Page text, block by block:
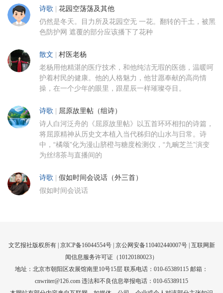
诗歌 花园空荡荡及其他
仍然是冬天。目力所及花园空无 一花。翻转的干土，被黑
色防护网 遮覆的部分应该播下了花种
散文 村医老杨
老杨用他精湛的医疗技术，和他纯洁无瑕的医德，温暖呵
护着村民的健康。他的人格魅力，他甘愿奉献的高尚情
操，在一个少年的眼里，跟星辰一样璀璨夺目。
诗歌 屈原故里帖（组诗）
诗人白河泛舟的《屈原故里帖》以五首环环相扣的诗篇，
将屈原精神从历史文本植入当代秭归的山水与日常。诗
中，“橘颂”化为漫山脐橙与糖度检测仪，“九畹芝兰”演变
为丝绵茶与直播间的
诗歌 假如时间会说话（外三首）
假如时间会说话
文艺报社版权所有 | 京ICP备16044554号| 京公网安备110402440007号 | 互联网新
闻信息服务许可证（10120180023）
地址：北京市朝阳区农展馆南里10号15层 联系电话：010-65389115 邮箱：
cnwriter@126.com 违法和不良信息举报电话：010-65389115